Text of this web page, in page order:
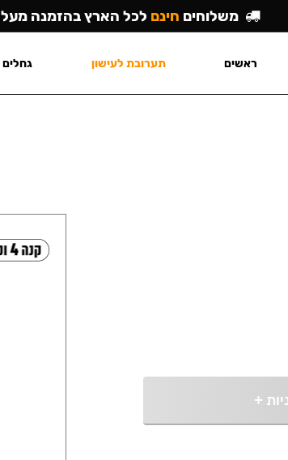
+
משלוחים חינם לכל הארץ בהזמנה מעל ₪449
ראשים תערובת לעישון גחלים